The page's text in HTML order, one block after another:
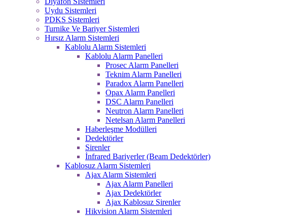
Uydu Sistemleri
PDKS Sistemleri
Turnike Ve Bariyer Sistemleri
Hırsız Alarm Sistemleri
Kablolu Alarm Sistemleri
Kablolu Alarm Panelleri
Prosec Alarm Panelleri
Teknim Alarm Panelleri
Paradox Alarm Panelleri
Opax Alarm Panelleri
DSC Alarm Panelleri
Neutron Alarm Panelleri
Netelsan Alarm Panelleri
Haberleşme Modülleri
Dedektörler
Sirenler
İnfrared Bariyerler (Beam Dedektörler)
Kablosuz Alarm Sistemleri
Ajax Alarm Sistemleri
Ajax Alarm Panelleri
Ajax Dedektörler
Ajax Kablosuz Sirenler
Hikvision Alarm Sistemleri